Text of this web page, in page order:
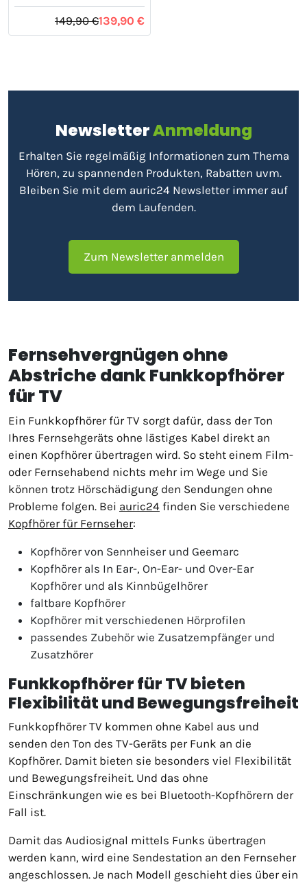
149,90 €139,90 €
NewsletterAnmeldung
Erhalten Sie regelmäßig Informationen zum Thema
Hören, zu spannenden Produkten, Rabatten uvm.
Bleiben Sie mit dem auric24 Newsletter immer auf
dem Laufenden.
Zum Newsletter anmelden
Fernsehvergnügen ohne
Abstriche dank Funkkopfhörer
für TV
Ein Funkkopfhörer für TV sorgt dafür, dass der Ton
Ihres Fernsehgeräts ohne lästiges Kabel direkt an
einen Kopfhörer übertragen wird. So steht einem Film-
oder Fernsehabend nichts mehr im Wege und Sie
können trotz Hörschädigung den Sendungen ohne
Probleme folgen. Bei auric24 finden Sie verschiedene
Kopfhörer für Fernseher:
Kopfhörer von Sennheiser und Geemarc
Kopfhörer als In Ear-, On-Ear- und Over-Ear
Kopfhörer und als Kinnbügelhörer
faltbare Kopfhörer
Kopfhörer mit verschiedenen Hörprofilen
passendes Zubehör wie Zusatzempfänger und
Zusatzhörer
Funkkopfhörer für TV bieten
Flexibilität und Bewegungsfreiheit
Funkkopfhörer TV kommen ohne Kabel aus und
senden den Ton des TV-Geräts per Funk an die
Kopfhörer. Damit bieten sie besonders viel Flexibilität
und Bewegungsfreiheit. Und das ohne
Einschränkungen wie es bei Bluetooth-Kopfhörern der
Fall ist.
Damit das Audiosignal mittels Funks übertragen
werden kann, wird eine Sendestation an den Fernseher
angeschlossen. Je nach Modell geschieht dies über ein